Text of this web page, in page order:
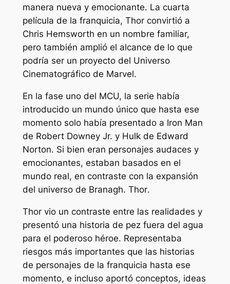
manera nueva y emocionante. La cuarta
película de la franquicia, Thorconvirtió a
Chris Hemsworth en un nombre familiar,
pero también amplió el alcance de lo que
podría ser un proyecto del Universo
Cinematográfico de Marvel.
En la fase uno del MCU, la serie había
introducido un mundo único que hasta ese
momento solo había presentado a Iron Man
de Robert Downey Jr. y Hulk de Edward
Norton. Si bien eran personajes audaces y
emocionantes, estaban basados ​​en el
mundo real, en contraste con la expansión
del universo de Branagh. Thor.
Thor vio un contraste entre las realidades y
presentó una historia de pez fuera del agua
para el poderoso héroe. Representaba
riesgos más importantes que las historias
de personajes de la franquicia hasta ese
momento, e incluso aportó conceptos, ideas